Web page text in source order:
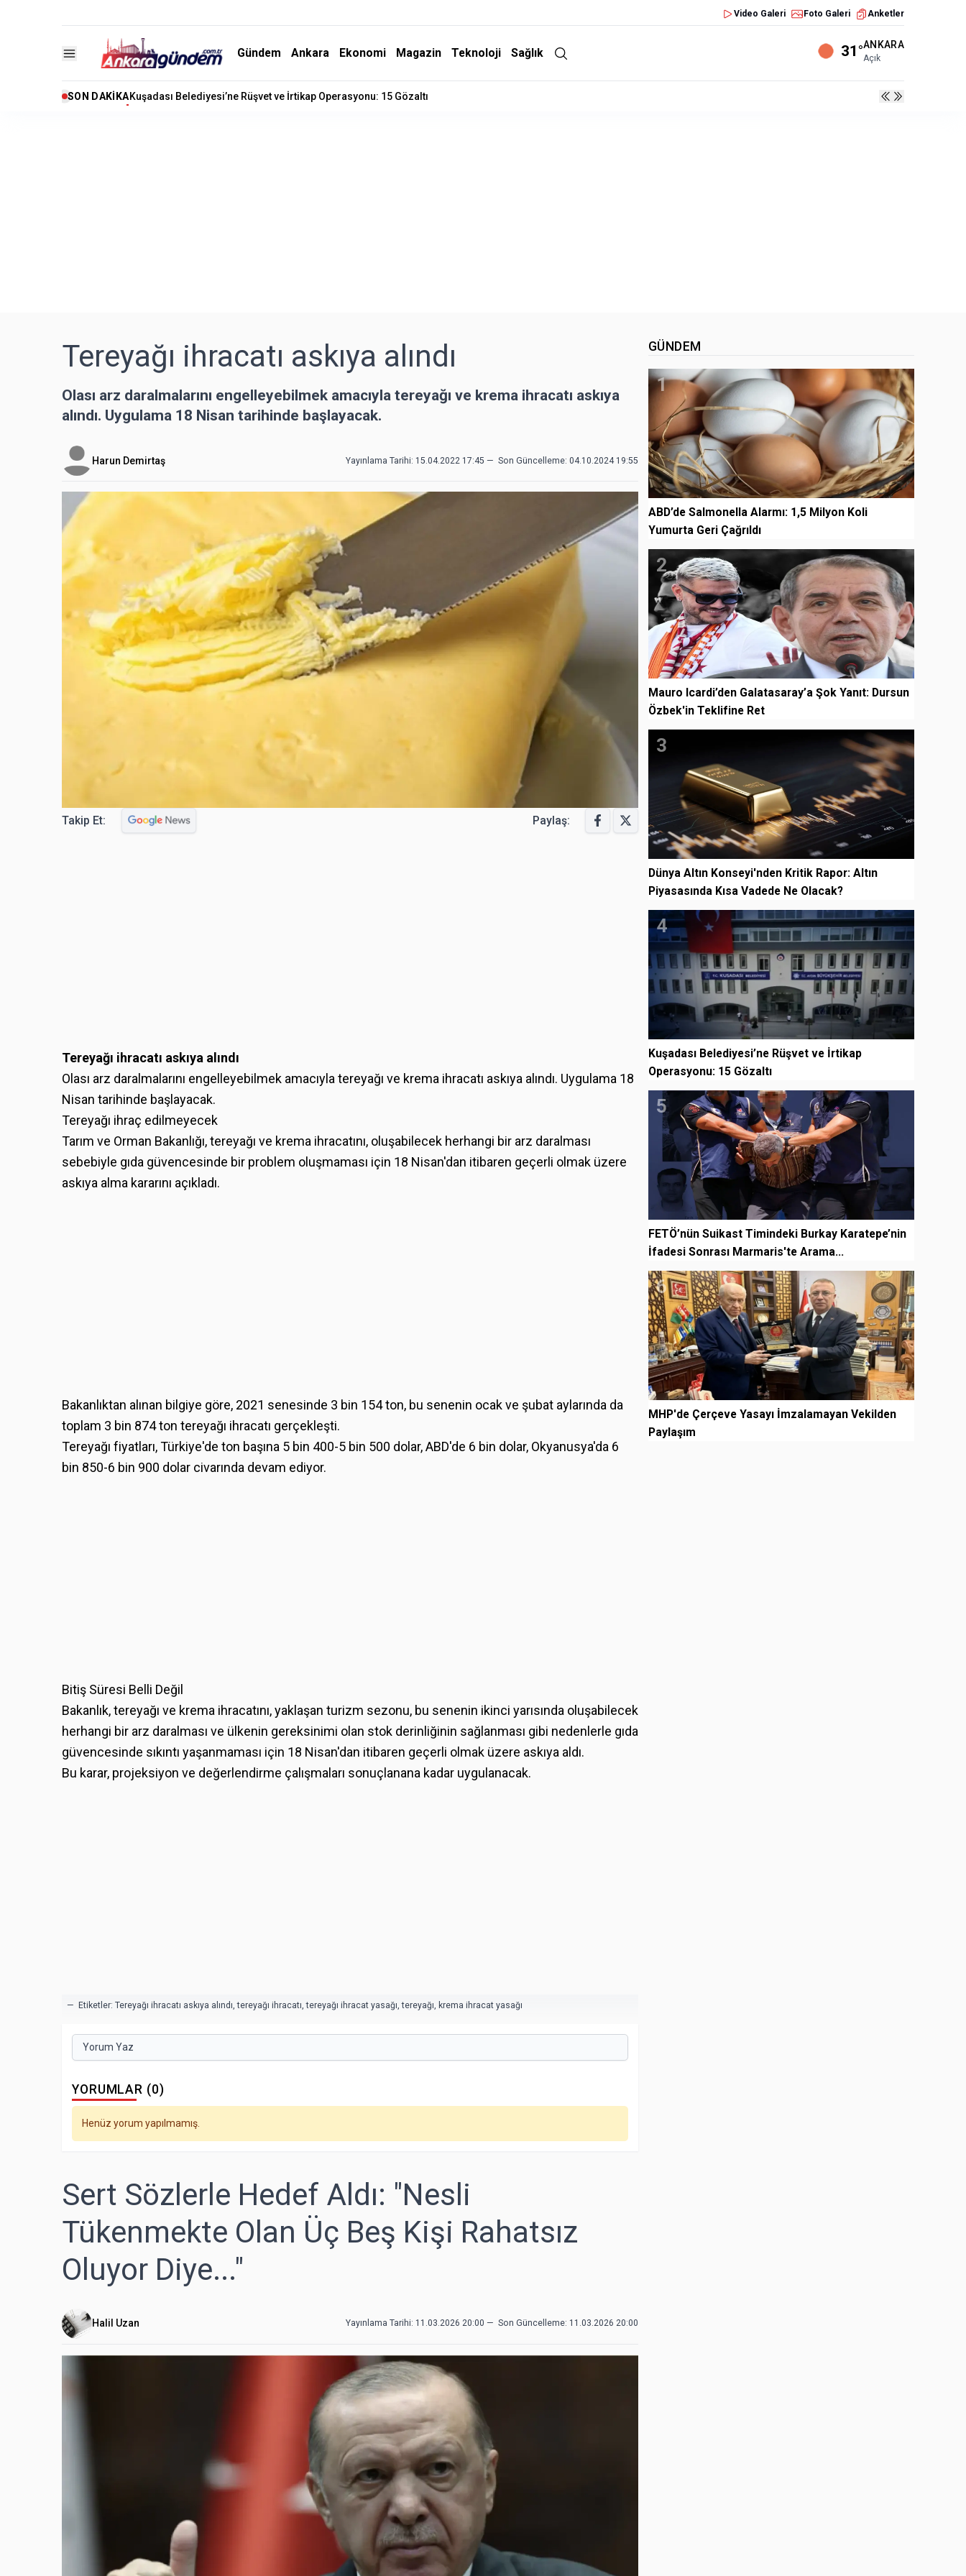
Video Galeri Foto Galeri Anketler
Gündem Ankara Ekonomi Magazin Teknoloji Sağlık 31°ANKARA
Açık
SON DAKIKAKuşadası Belediyesi’ne Rüşvet ve İrtikap Operasyonu: 15 Gözaltı
Tereyağı ihracatı askıya alındı
Olası arz daralmalarını engelleyebilmek amacıyla tereyağı ve krema ihracatı askıya
alındı. Uygulama 18 Nisan tarihinde başlayacak.
Harun Demirtaş Yayınlama Tarihi: 15.04.2022 17:45 — Son Güncelleme: 04.10.2024 19:55
Takip Et: Paylaş:
Tereyağı ihracatı askıya alındı
Olası arz daralmalarını engelleyebilmek amacıyla tereyağı ve krema ihracatı askıya alındı. Uygulama 18
Nisan tarihinde başlayacak.
Tereyağı ihraç edilmeyecek
Tarım ve Orman Bakanlığı, tereyağı ve krema ihracatını, oluşabilecek herhangi bir arz daralması
sebebiyle gıda güvencesinde bir problem oluşmaması için 18 Nisan'dan itibaren geçerli olmak üzere
askıya alma kararını açıkladı.
Bakanlıktan alınan bilgiye göre, 2021 senesinde 3 bin 154 ton, bu senenin ocak ve şubat aylarında da
toplam 3 bin 874 ton tereyağı ihracatı gerçekleşti.
Tereyağı fiyatları, Türkiye'de ton başına 5 bin 400-5 bin 500 dolar, ABD'de 6 bin dolar, Okyanusya'da 6
bin 850-6 bin 900 dolar civarında devam ediyor.
Bitiş Süresi Belli Değil
Bakanlık, tereyağı ve krema ihracatını, yaklaşan turizm sezonu, bu senenin ikinci yarısında oluşabilecek
herhangi bir arz daralması ve ülkenin gereksinimi olan stok derinliğinin sağlanması gibi nedenlerle gıda
güvencesinde sıkıntı yaşanmaması için 18 Nisan'dan itibaren geçerli olmak üzere askıya aldı.
Bu karar, projeksiyon ve değerlendirme çalışmaları sonuçlanana kadar uygulanacak.
— Etiketler: Tereyağı ihracatı askıya alındı ,tereyağı ihracatı ,tereyağı ihracat yasağı ,tereyağı krema ihracat yasağı
Yorum Yaz
YORUMLAR (0)
Henüz yorum yapılmamış.
Sert Sözlerle Hedef Aldı: "Nesli
Tükenmekte Olan Üç Beş Kişi Rahatsız
Oluyor Diye..."
Halil Uzan Yayınlama Tarihi: 11.03.2026 20:00 — Son Güncelleme: 11.03.2026 20:00
GÜNDEM
1
ABD’de Salmonella Alarmı: 1,5 Milyon Koli
Yumurta Geri Çağrıldı
2
Mauro Icardi’den Galatasaray’a Şok Yanıt: Dursun
Özbek'in Teklifine Ret
3
Dünya Altın Konseyi'nden Kritik Rapor: Altın
Piyasasında Kısa Vadede Ne Olacak?
4
Kuşadası Belediyesi’ne Rüşvet ve İrtikap
Operasyonu: 15 Gözaltı
5
FETÖ’nün Suikast Timindeki Burkay Karatepe’nin
İfadesi Sonrası Marmaris'te Arama...
6
MHP'de Çerçeve Yasayı İmzalamayan Vekilden
Paylaşım